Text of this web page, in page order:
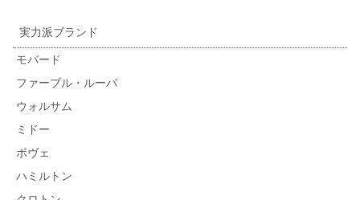
実力派ブランド
モバード
ファーブル・ルーバ
ウォルサム
ミドー
ボヴェ
ハミルトン